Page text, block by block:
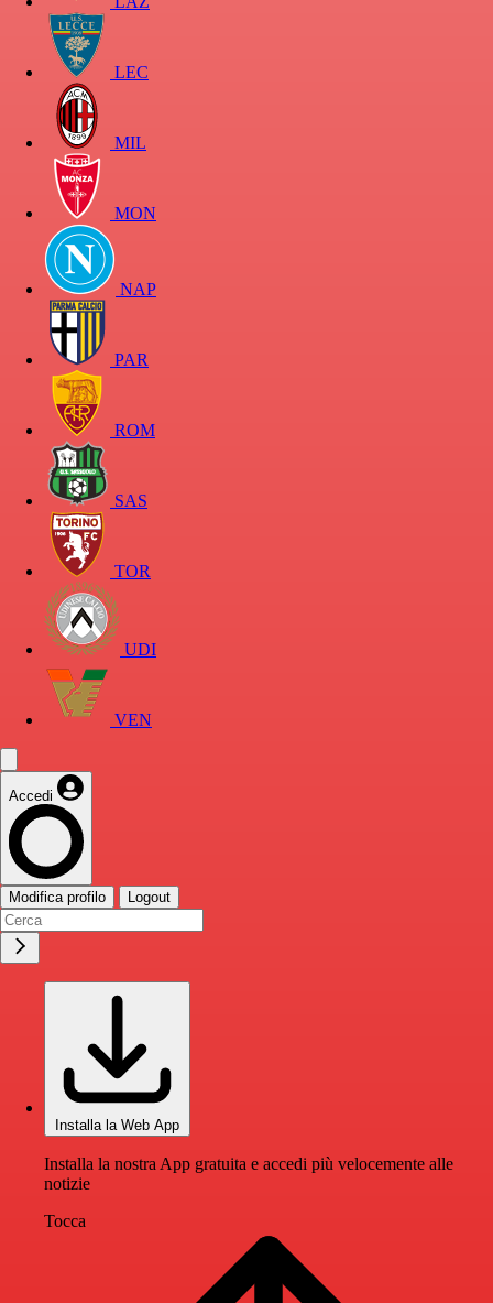
LEC
MIL
MON
NAP
PAR
ROM
SAS
TOR
UDI
VEN
Accedi
Modifica profilo Logout
Installa la Web App
Installa la nostra App gratuita e accedi più velocemente alle
notizie
Tocca